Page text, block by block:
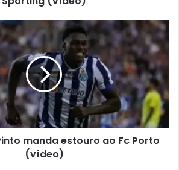
manda estouro ao Fc Porto
(vídeo)